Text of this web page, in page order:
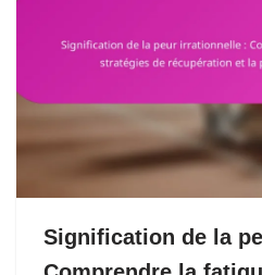
Signification de la